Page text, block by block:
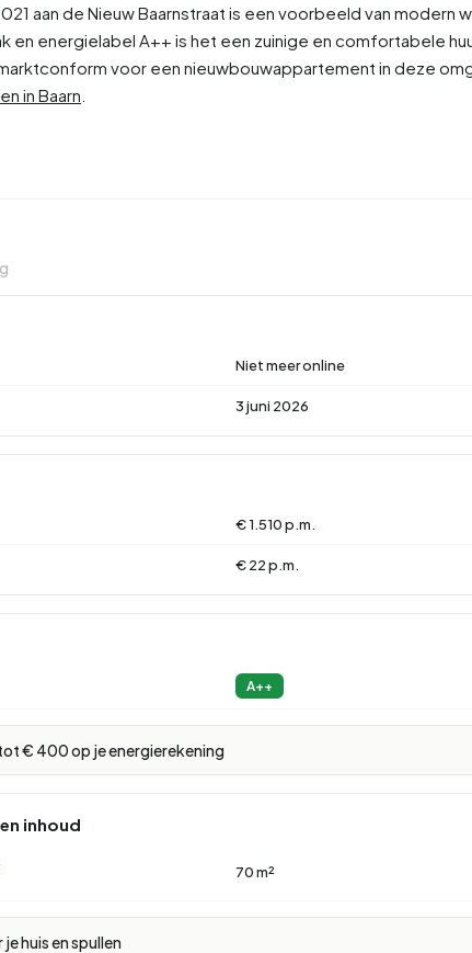
aan de Nieuw Baarnstraat is een voorbeeld van modern
en energielabel A++ is het een zuinige en comfortabele
voor een nieuwbouwappartement in deze
in Baarn
Niet meer online
3 juni 2026
€ 1.510 p.m.
€ 22 p.m.
A++
€ 400 op je energierekening
inhoud
70 m²
huis en spullen